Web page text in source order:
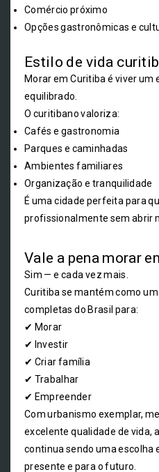
Comércio próximo
Opções gastronômicas e
Estilo de vida
Morar em Curitiba é viver um
equilibrado.
O curitibano valoriza:
Cafés e gastronomia
Parques e caminhadas
Ambientes familiares
Organização e tranquilidade
É uma cidade perfeita para
profissionalmente sem abrir
Vale a pena morar
Sim — e cada vez mais.
Curitiba se mantém como
completas do Brasil para:
✔ Morar
✔ Investir
✔ Criar família
✔ Trabalhar
✔ Empreender
Com urbanismo exemplar,
excelente qualidade de vida,
continua sendo uma escolha
presente e para o futuro.